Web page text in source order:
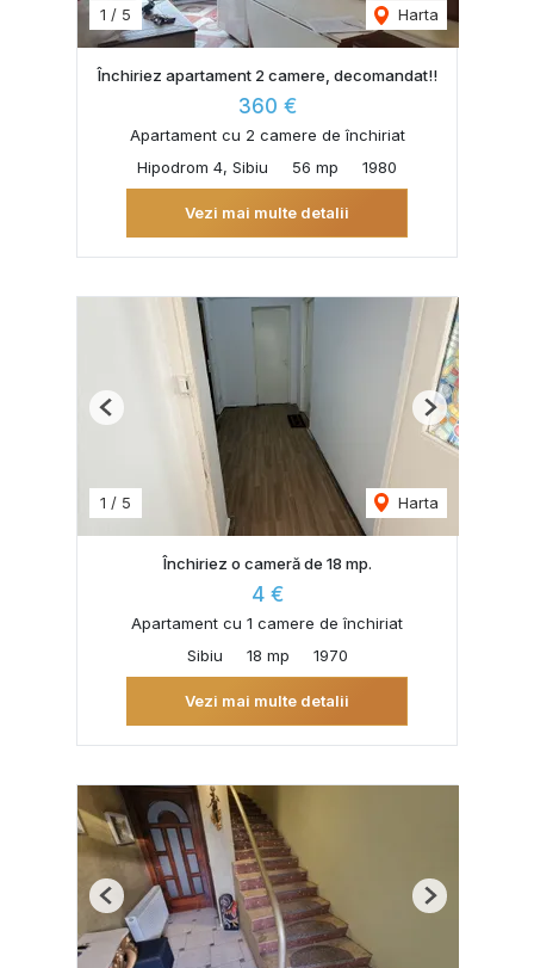
1 / 5 Harta
Închiriez apartament 2 camere, decomandat!!
360 €
Apartament cu 2 camere de închiriat
Hipodrom 4, Sibiu
56 mp 1980
Vezi mai multe detalii
1 / 5 Harta
Previous Next
Închiriez o cameră de 18 mp.
4 €
Apartament cu 1 camere de închiriat
Sibiu
18 mp 1970
Vezi mai multe detalii
Previous Next